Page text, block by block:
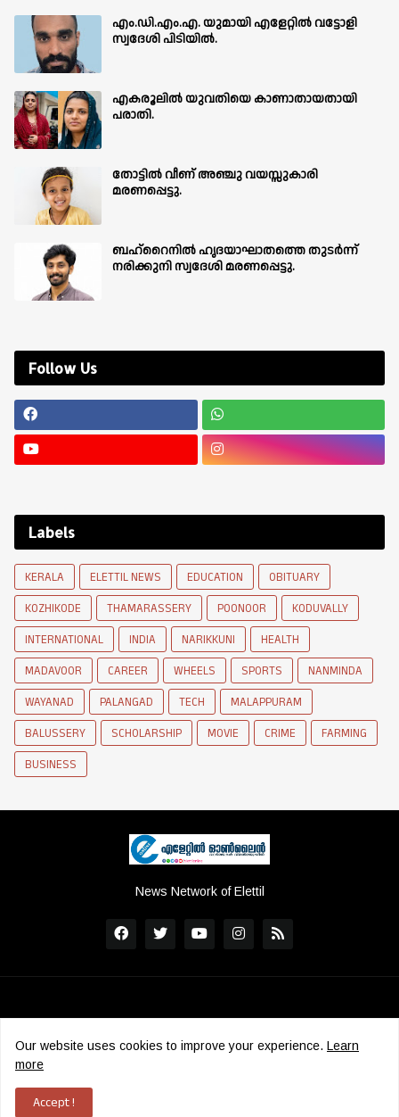
എം.ഡി.എം.എ. യുമായി എളേറ്റിൽ വട്ടോളി
സ്വദേശി പിടിയിൽ.
എകരൂലിൽ യുവതിയെ കാണാതായതായി
പരാതി.
തോട്ടിൽ വീണ് അഞ്ചു വയസ്സുകാരി
മരണപ്പെട്ടു.
ബഹ്‌റൈനിൽ ഹൃദയാഘാതത്തെ തുടർന്ന്
നരിക്കുനി സ്വദേശി മരണപ്പെട്ടു.
Follow Us
Labels
KERALA ELETTIL NEWS EDUCATION
OBITUARY
KOZHIKODE
THAMARASSERY POONOOR
KODUVALLY
INTERNATIONAL
INDIA NARIKKUNI
HEALTH
MADAVOOR
CAREER WHEELS SPORTS
NANMINDA
WAYANAD
PALANGAD TECH
MALAPPURAM
BALUSSERY
SCHOLARSHIP MOVIE CRIME
FARMING
BUSINESS
News Network of Elettil
Our website uses cookies to improve your experience. Learn
more
Accept !